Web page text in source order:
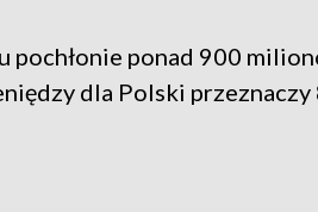
pochłonie ponad 900
dla Polski